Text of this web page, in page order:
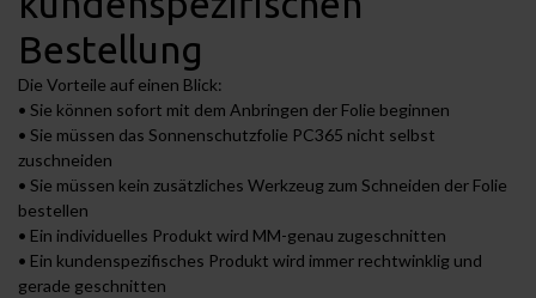
Bestellung
Die Vorteile auf einen Blick:
• Sie können sofort mit dem Anbringen der Folie beginnen
• Sie müssen das Sonnenschutzfolie PC365 nicht selbst
zuschneiden
• Sie müssen kein zusätzliches Werkzeug zum Schneiden der Folie
bestellen
• Ein individuelles Produkt wird MM-genau zugeschnitten
• Ein kundenspezifisches Produkt wird immer rechtwinklig und
gerade geschnitten